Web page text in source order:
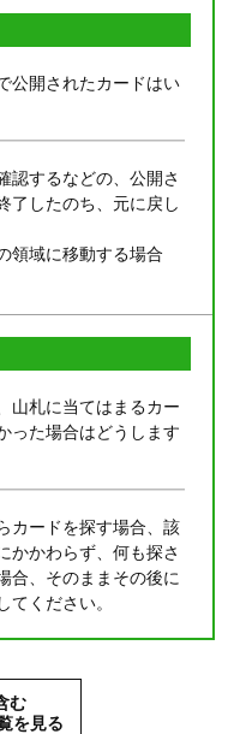
公開されたカードはい
認するなどの、公開さ
了したのち、元に戻し
領域に移動する場合
山札に当てはまるカー
った場合はどうします
カードを探す場合、該
かかわらず、何も探さ
合、そのままその後に
てください。
む
を見る